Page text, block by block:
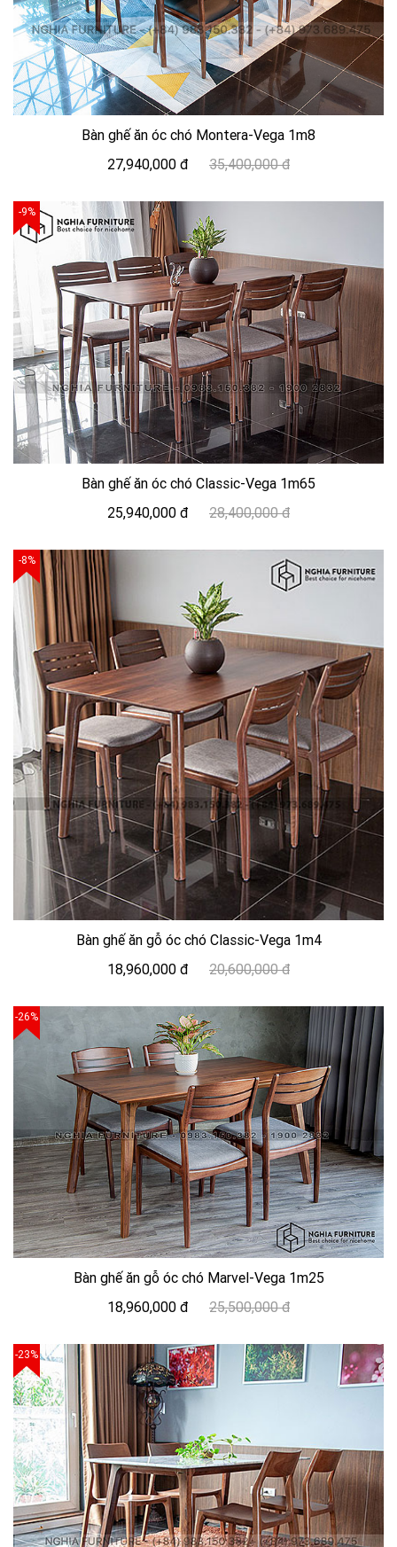
Bàn ghế ăn óc chó Montera-Vega 1m8
27,940,000 đ
35,400,000 đ
-9%
Bàn ghế ăn óc chó Classic-Vega 1m65
25,940,000 đ
28,400,000 đ
-8%
Bàn ghế ăn gỗ óc chó Classic-Vega 1m4
18,960,000 đ
20,600,000 đ
-26%
Bàn ghế ăn gỗ óc chó Marvel-Vega 1m25
18,960,000 đ
25,500,000 đ
-23%